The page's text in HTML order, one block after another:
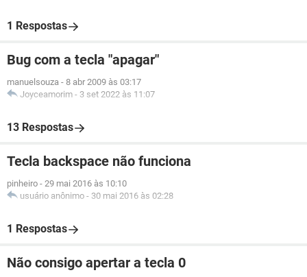
1 Respostas
Bug com a tecla "apagar"
manuelsouza - 8 abr 2009 às 03:17
Joyceamorim - 3 set 2022 às 11:07
13 Respostas
Tecla backspace não funciona
pinheiro - 29 mai 2016 às 10:10
usuário anônimo - 30 mai 2016 às 02:28
1 Respostas
Não consigo apertar a tecla 0